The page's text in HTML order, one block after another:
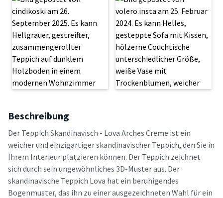
Beschreibung
Der Teppich Skandinavisch - Lova Arches Creme ist ein
weicher und einzigartiger skandinavischer Teppich, den Sie in
Ihrem Interieur platzieren können. Der Teppich zeichnet
sich durch sein ungewöhnliches 3D-Muster aus. Der
skandinavische Teppich Lova hat ein beruhigendes
Bogenmuster, das ihn zu einer ausgezeichneten Wahl für ein